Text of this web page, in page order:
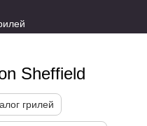
Sheffield
грилей